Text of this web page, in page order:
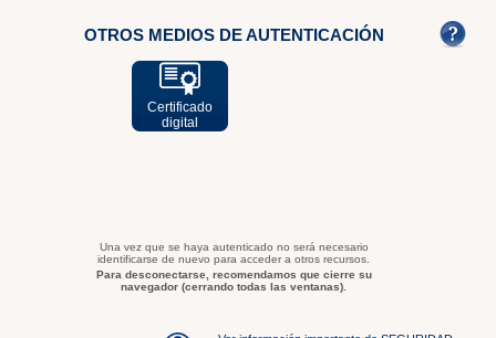
OTROS MEDIOS DE AUTENTICACIÓN
Certificado
digital
Una vez que se haya autenticado no será necesario
identificarse de nuevo para acceder a otros recursos.
Para desconectarse, recomendamos que cierre su
navegador (cerrando todas las ventanas).